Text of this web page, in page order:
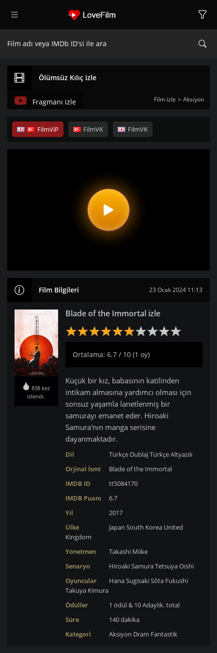
Ölümsüz Kılıç izle
Film izle Aksiyon
Fragmanı izle
FilmViP FilmVK FilmVK
Film Bilgileri 23 Ocak 2024 11:13
838 kez
izlendi.
Blade of the Immortal izle
Ortalama: 6.7 / 10 (1 oy)
Küçük bir kız, babasının katilinden
intikam almasına yardımcı olması için
sonsuz yaşamla lanetlenmiş bir
samurayı emanet eder. Hiroaki
Samura'nın manga serisine
dayanmaktadır.
Dil Türkçe DublajTürkçe Altyazılı
Orjinal İsmi
Blade of the Immortal
IMDB ID
tt5084170
IMDB Puanı
6.7
Yıl
2017
Ülke
Japan South Korea United
Kingdom
Yönetmen
Takashi Miike
Senaryo
Hiroaki SamuraTetsuya Oishi
Oyuncular
Hana SugisakiSôta Fukushi
Takuya Kimura
Ödüller
1 ödül & 10 Adaylık. total
Süre
140 dakika
Kategori
Aksiyon Dram Fantastik